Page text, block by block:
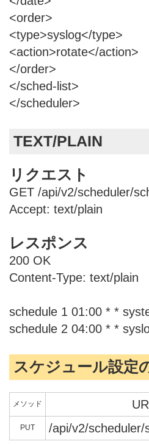
<order>
<type>syslog</type>
<action>rotate</action>
</order>
</sched-list>
</scheduler>
TEXT/PLAIN
リクエスト
GET /api/v2/scheduler/
Accept: text/plain
レスポンス
200 OK
Content-Type: text/plain
schedule 1 01:00 * *
schedule 2 04:00 * *
スケジュール設定
メソッド
PUT /api/v2/scheduler/